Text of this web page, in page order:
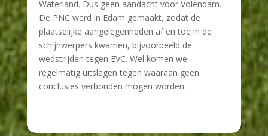
Waterland. Dus geen aandacht voor Volendam.
De PNC werd in Edam gemaakt, zodat de
plaatselijke aangelegenheden af en toe in de
schijnwerpers kwamen, bijvoorbeeld de
wedstrijden tegen EVC. Wel komen we
regelmatig uitslagen tegen waaraan geen
conclusies verbonden mogen worden.